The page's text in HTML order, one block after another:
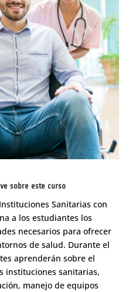
sobre este curso
Sanitarias con
a los estudiantes los
necesarios para ofrecer
de salud. Durante el
aprenderán sobre el
instituciones sanitarias,
manejo de equipos